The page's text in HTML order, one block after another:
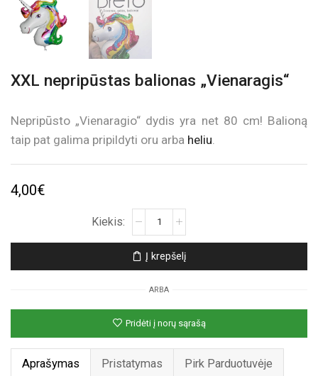
XXL nepripūstas balionas „Vienaragis“
Nepripūsto „Vienaragio“ dydis yra net 80 cm! Balioną
taip pat galima pripildyti oru arba heliu
4,00€
XXL
nepripūstas
„Vienaragis“
Į krepšelį
ARBA
Pridėti į norų sąrašą
Aprašymas Pristatymas Pirk Parduotuvėje